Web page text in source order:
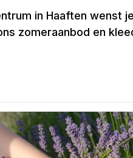
in Haaften wenst
zomeraanbod en